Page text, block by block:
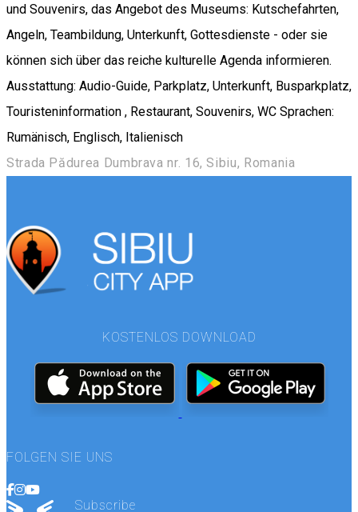
und Souvenirs, das Angebot des Museums: Kutschefahrten,
Angeln, Teambildung, Unterkunft, Gottesdienste - oder sie
können sich über das reiche kulturelle Agenda informieren.
Ausstattung: Audio-Guide, Parkplatz, Unterkunft, Busparkplatz,
Touristeninformation , Restaurant, Souvenirs, WC Sprachen:
Rumänisch, Englisch, Italienisch
Strada Pădurea Dumbrava nr. 16, Sibiu, Romania
KOSTENLOS DOWNLOAD
FOLGEN SIE UNS
Subscribe